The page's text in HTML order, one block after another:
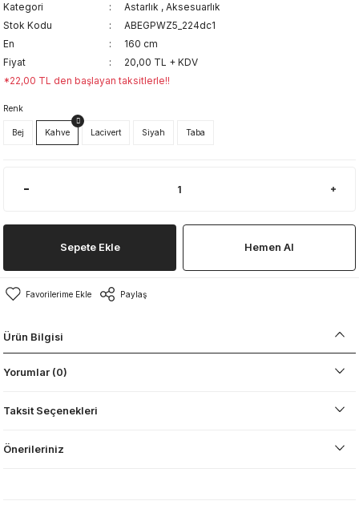
Kategori Astarlık , Aksesuarlık
Stok Kodu
ABEGPWZ5_224dc1
En
160 cm
Fiyat
20,00 TL + KDV
*22,00 TL den başlayan taksitlerle!!
Renk
Bej Kahve Lacivert Siyah Taba
Sepete Ekle Hemen Al
Paylaş
Ürün Bilgisi
Yorumlar (0)
Taksit Seçenekleri
Önerileriniz